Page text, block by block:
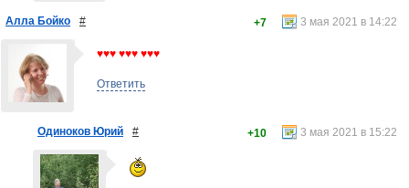
Алла Бойко # 3 мая 2021 в 14:22
+7
♥♥♥ ♥♥♥ ♥♥♥
Ответить
Одиноков Юрий # 3 мая 2021 в 15:22
+10